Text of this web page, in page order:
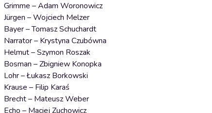
Grimme – Adam Woronowicz
Jürgen – Wojciech Melzer
Bayer – Tomasz Schuchardt
Narrator – Krystyna Czubówna
Helmut – Szymon Roszak
Bosman – Zbigniew Konopka
Lohr – Łukasz Borkowski
Krause – Filip Karaś
Brecht – Mateusz Weber
Echo – Maciej Zuchowicz